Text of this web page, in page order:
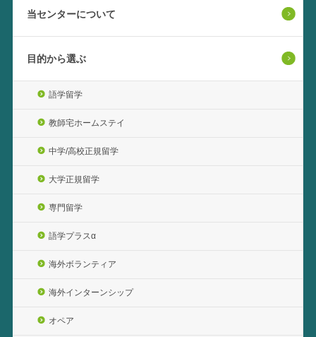
当センターについて
目的から選ぶ
語学留学
教師宅ホームステイ
中学/高校正規留学
大学正規留学
専門留学
語学プラスα
海外ボランティア
海外インターンシップ
オペア